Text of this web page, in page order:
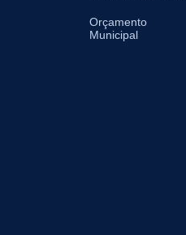
Orçamento
Municipal